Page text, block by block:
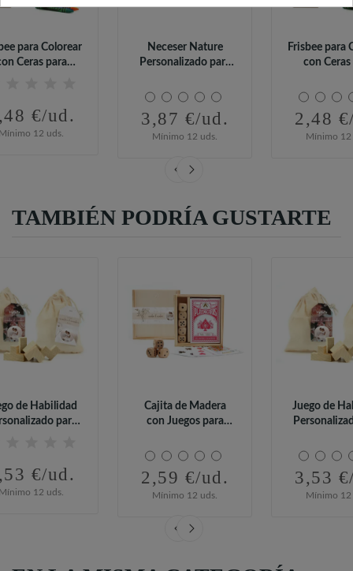
para Colorear
Ceras para
€/ud.
12 uds.
Neceser Nature
Personalizado para
3,87 €/ud.
Mínimo 12 uds.
Frisbee para
con Ceras
2,48
Mínimo 12
TAMBIÉN PODRÍA GUSTARTE
de Habilidad
para
€/ud.
12 uds.
Cajita de Madera
con Juegos para
2,59 €/ud.
Mínimo 12 uds.
Juego de
3,53
Mínimo 12